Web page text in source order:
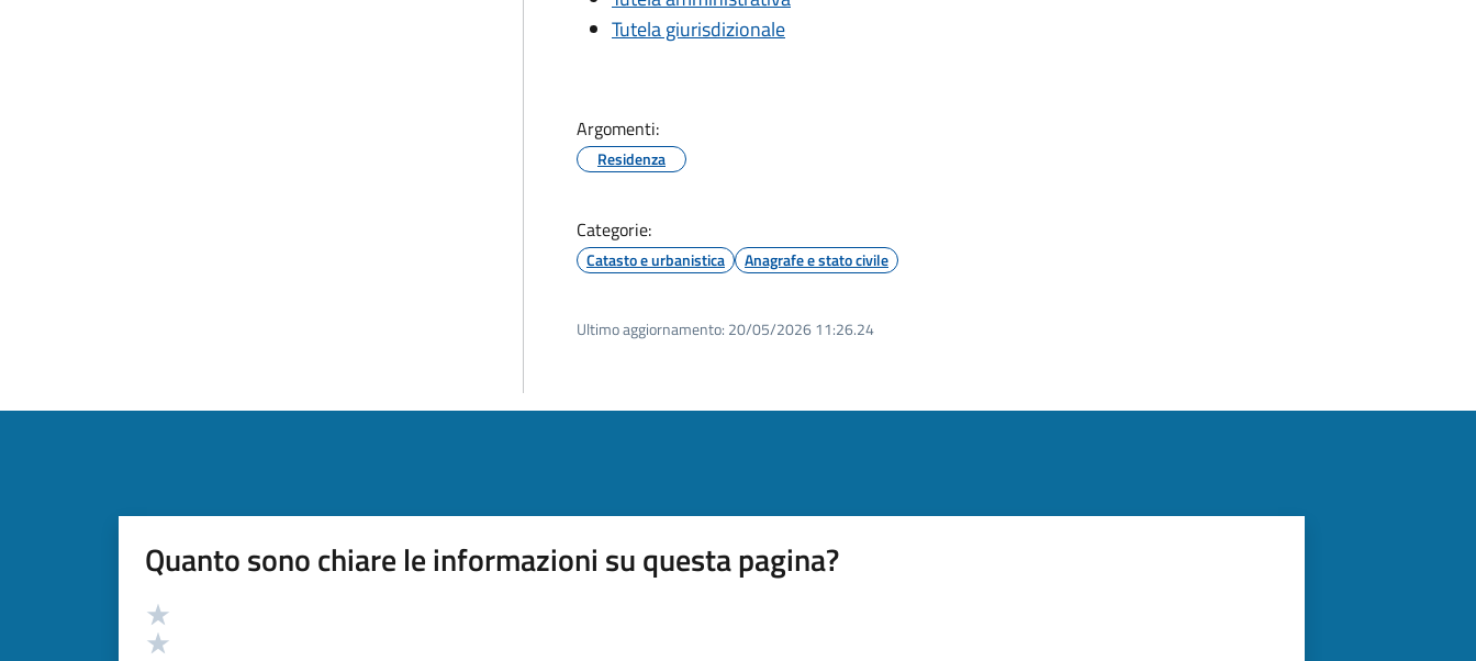
Tutela giurisdizionale
Argomenti:
Residenza
Categorie:
Catasto e urbanistica Anagrafe e stato civile
Ultimo aggiornamento: 20/05/2026 11:26.24
Quanto sono chiare le informazioni su questa pagina?
Valutazione